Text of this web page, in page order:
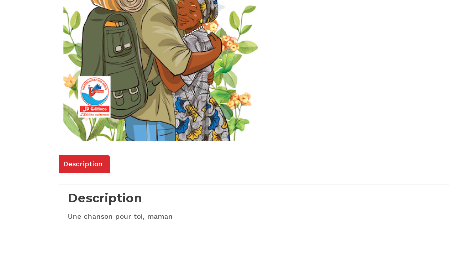
Description
Description
Une chanson pour toi, maman